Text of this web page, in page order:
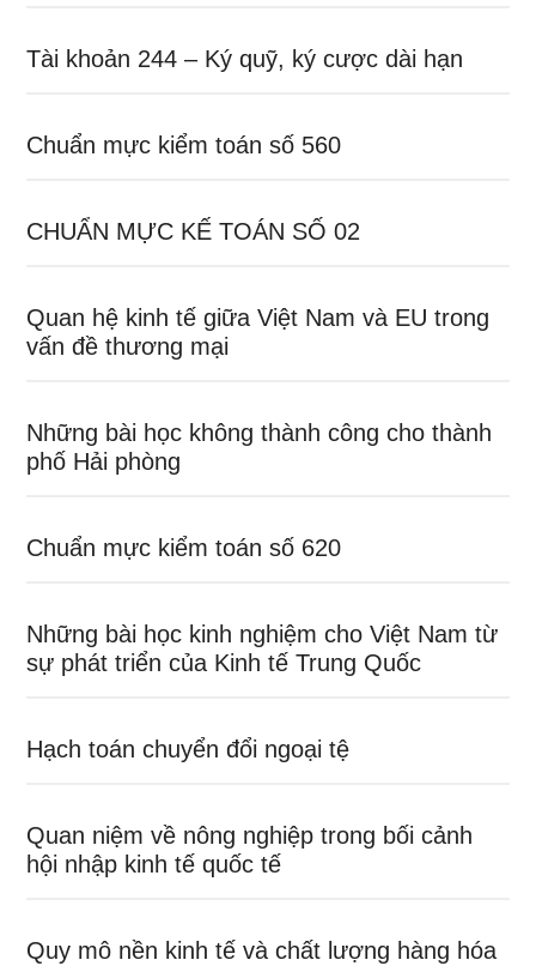
Tài khoản 244 – Ký quỹ, ký cược dài hạn
Chuẩn mực kiểm toán số 560
CHUẨN MỰC KẾ TOÁN SỐ 02
Quan hệ kinh tế giữa Việt Nam và EU trong
vấn đề thương mại
Những bài học không thành công cho thành
phố Hải phòng
Chuẩn mực kiểm toán số 620
Những bài học kinh nghiệm cho Việt Nam từ
sự phát triển của Kinh tế Trung Quốc
Hạch toán chuyển đổi ngoại tệ
Quan niệm về nông nghiệp trong bối cảnh
hội nhập kinh tế quốc tế
Quy mô nền kinh tế và chất lượng hàng hóa